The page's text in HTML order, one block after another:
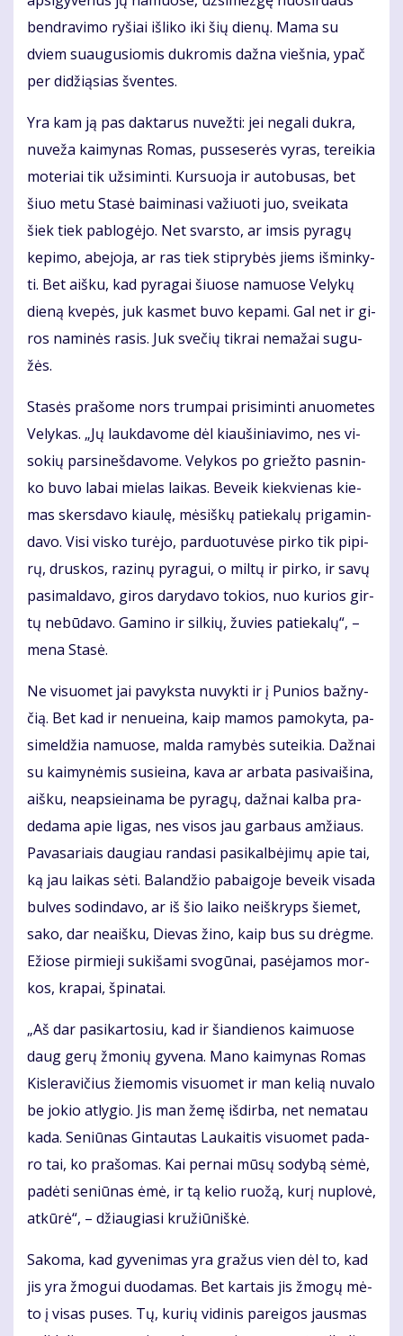
ben­dra­vi­mo ry­šiai iš­li­ko iki šių die­nų. Ma­ma su
dviem su­au­gu­sio­mis duk­ro­mis daž­na vieš­nia, ypač
per di­dži­ą­sias šven­tes.
Yra kam ją pas dak­ta­rus nu­vež­ti: jei ne­ga­li duk­ra,
nu­ve­ža kai­my­nas Ro­mas, pus­se­se­rės vy­ras, te­rei­kia
mo­te­riai tik už­si­min­ti. Kur­suo­ja ir au­to­bu­sas, bet
šiuo me­tu Sta­sė bai­mi­na­si va­žiuo­ti juo, svei­ka­ta
šiek tiek pa­blo­gė­jo. Net svars­to, ar im­sis py­ra­gų
ke­pi­mo, abe­jo­ja, ar ras tiek stip­ry­bės jiems iš­min­ky­
ti. Bet aiš­ku, kad py­ra­gai šiuo­se na­muo­se Ve­ly­kų
die­ną kve­pės, juk kas­met bu­vo ke­pa­mi. Gal net ir gi­
ros na­mi­nės ra­sis. Juk sve­čių tik­rai ne­ma­žai su­gu­
žės.
Sta­sės pra­šo­me nors trum­pai pri­si­min­ti anuo­me­tes
Ve­ly­kas. „Jų lauk­da­vo­me dėl kiau­ši­nia­vi­mo, nes vi­
so­kių par­si­neš­da­vo­me. Ve­ly­kos po griež­to pas­nin­
ko bu­vo la­bai mie­las lai­kas. Be­veik kiek­vie­nas kie­
mas skers­da­vo kiau­lę, mė­siš­kų pa­tie­ka­lų pri­ga­min­
da­vo. Vi­si vis­ko tu­rė­jo, par­duo­tu­vė­se pir­ko tik pi­pi­
rų, drus­kos, ra­zi­nų py­ra­gui, o mil­tų ir pir­ko, ir sa­vų
pa­si­mal­da­vo, gi­ros da­ry­da­vo to­kios, nuo ku­rios gir­
tų ne­bū­da­vo. Ga­mi­no ir sil­kių, žu­vies pa­tie­ka­lų“, –
me­na Sta­sė.
Ne vi­suo­met jai pa­vyks­ta nu­vyk­ti ir į Pu­nios baž­ny­
čią. Bet kad ir ne­nu­ei­na, kaip ma­mos pa­mo­ky­ta, pa­
si­mel­džia na­muo­se, mal­da ra­my­bės su­tei­kia. Daž­nai
su kai­my­nė­mis su­si­ei­na, ka­va ar ar­ba­ta pa­si­vai­ši­na,
aiš­ku, neap­si­ei­na­ma be py­ra­gų, daž­nai kal­ba pra­
de­da­ma apie li­gas, nes vi­sos jau gar­baus am­žiaus.
Pa­va­sa­riais dau­giau ran­da­si pa­si­kal­bė­ji­mų apie tai,
ką jau lai­kas sė­ti. Ba­lan­džio pa­bai­go­je be­veik vi­sa­da
bul­ves so­din­da­vo, ar iš šio lai­ko ne­iš­kryps šie­met,
sa­ko, dar ne­aiš­ku, Die­vas ži­no, kaip bus su drėg­me.
Ežio­se pir­mie­ji su­ki­ša­mi svo­gū­nai, pa­sė­ja­mos mor­
kos, kra­pai, špi­na­tai.
„Aš dar pa­si­kar­to­siu, kad ir šian­die­nos kai­muo­se
daug ge­rų žmo­nių gy­ve­na. Ma­no kai­my­nas Ro­mas
Kis­le­ra­vi­čius žie­mo­mis vi­suo­met ir man ke­lią nu­va­lo
be jo­kio at­ly­gio. Jis man že­mę iš­dir­ba, net ne­ma­tau
ka­da. Se­niū­nas Gin­tau­tas Lau­kai­tis vi­suo­met pa­da­
ro tai, ko pra­šo­mas. Kai per­nai mū­sų so­dy­bą sė­mė,
pa­dė­ti se­niū­nas ėmė, ir tą ke­lio ruo­žą, ku­rį nu­plo­vė,
at­kū­rė“, – džiau­gia­si kru­žiū­niš­kė.
Sa­ko­ma, kad gy­ve­ni­mas yra gra­žus vien dėl to, kad
jis yra žmo­gui duo­da­mas. Bet kar­tais jis žmo­gų mė­
to į vi­sas pu­ses. Tų, ku­rių vi­di­nis pa­rei­gos jaus­mas